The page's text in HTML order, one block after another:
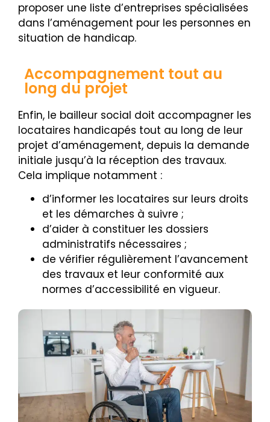
proposer une liste d’entreprises spécialisées
dans l’aménagement pour les personnes en
situation de handicap.
Accompagnement tout au
long du projet
Enfin, le bailleur social doit accompagner les
locataires handicapés tout au long de leur
projet d’aménagement, depuis la demande
initiale jusqu’à la réception des travaux.
Cela implique notamment :
d’informer les locataires sur leurs droits
et les démarches à suivre ;
d’aider à constituer les dossiers
administratifs nécessaires ;
de vérifier régulièrement l’avancement
des travaux et leur conformité aux
normes d’accessibilité en vigueur.